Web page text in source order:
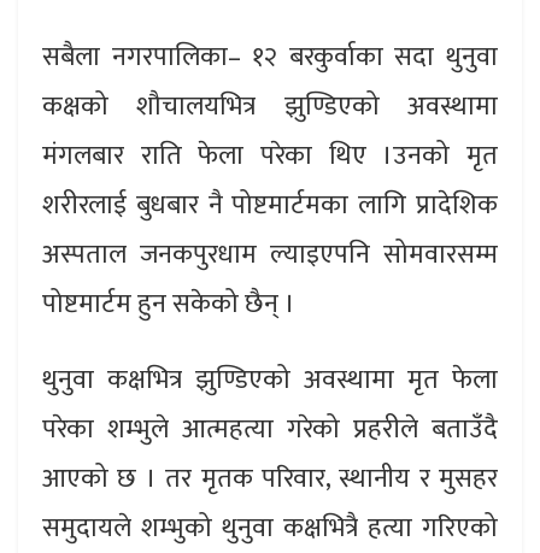
सबैला नगरपालिका– १२ बरकुर्वाका सदा थुनुवा
कक्षको शौचालयभित्र झुण्डिएको अवस्थामा
मंगलबार राति फेला परेका थिए ।उनको मृत
शरीरलाई बुधबार नै पोष्टमार्टमका लागि प्रादेशिक
अस्पताल जनकपुरधाम ल्याइएपनि सोमवारसम्म
पोष्टमार्टम हुन सकेको छैन् ।
थुनुवा कक्षभित्र झुण्डिएको अवस्थामा मृत फेला
परेका शम्भुले आत्महत्या गरेको प्रहरीले बताउँदै
आएको छ । तर मृतक परिवार, स्थानीय र मुसहर
समुदायले शम्भुको थुनुवा कक्षभित्रै हत्या गरिएको